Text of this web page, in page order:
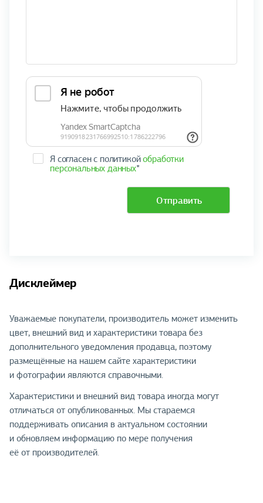
Я согласен с политикойобработки
персональных данных*
Отправить
Дисклеймер
Уважаемые покупатели, производитель может изменить
цвет, внешний вид и характеристики товара без
дополнительного уведомления продавца, поэтому
размещённые на нашем сайте характеристики
и фотографии являются справочными.
Характеристики и внешний вид товара иногда могут
отличаться от опубликованных. Мы стараемся
поддерживать описания в актуальном состоянии
и обновляем информацию по мере получения
её от производителей.